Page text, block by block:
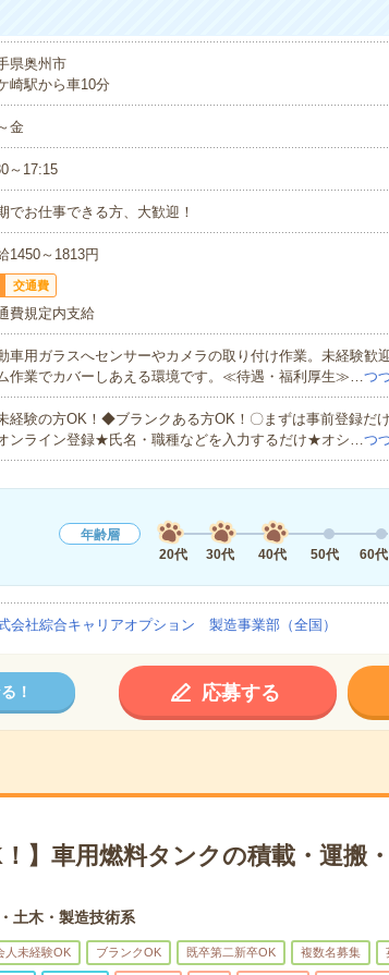
県奥州市
崎駅から車10分
金
～17:15
でお仕事できる方、大歓迎！
1450～1813円
交通費
費規定内支給
車用ガラスへセンサーやカメラの取り付け作業。未経験歓
作業でカバーしあえる環境です。≪待遇・福利厚生≫…つ
経験の方OK！◆ブランクある方OK！〇まずは事前登録だ
ンライン登録★氏名・職種などを入力するだけ★オシ…つ
年齢層
20代
30代 40代 50代 60代
会社綜合キャリアオプション 製造事業部（全国）
！ 応募する
！】車用燃料タンクの積載・運搬
土木・製造技術系
人未経験OK ブランクOK 既卒第二新卒OK 複数名募集